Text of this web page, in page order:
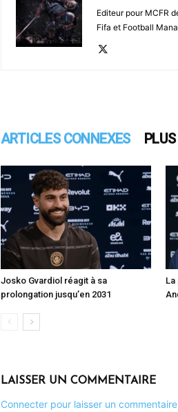
Editeur pour MCFR
Fifa et Football
ARTICLES CONNEXES
Josko Gvardiol réagit à sa
prolongation jusqu’en 2031
La
LAISSER UN COMMENTAIRE
Connecter pour laisser un commentaire